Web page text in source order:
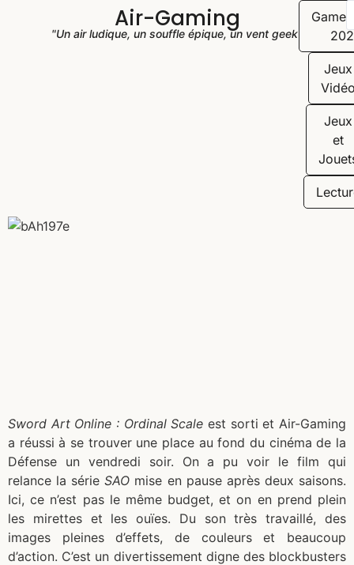
Air-Gaming
"Un air ludique, un souffle épique, un vent geek"
Jeux
Jeux
et
Sword Art Online : Ordinal Scale est sorti et Air-Gaming
a réussi à se trouver une place au fond du cinéma de la
Défense un vendredi soir. On a pu voir le film qui
relance la sérieSAO mise en pause après deux saisons.
Ici, ce n’est pas le même budget, et on en prend plein
les mirettes et les ouïes. Du son très travaillé, des
images pleines d’effets, de couleurs et beaucoup
d’action. C’est un divertissement digne des blockbusters